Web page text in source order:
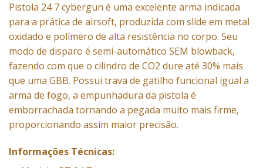
Pistola 24 7 cybergun é uma excelente arma indicada
para a prática de airsoft, produzida com slide em metal
oxidado e polímero de alta resistência no corpo. Seu
modo de disparo é semi-automático SEM blowback,
fazendo com que o cilindro de CO2 dure até 30% mais
que uma GBB. Possui trava de gatilho funcional igual a
arma de fogo, a empunhadura da pistola é
emborrachada tornando a pegada muito mais firme,
proporcionando assim maior precisão.
Informações Técnicas: